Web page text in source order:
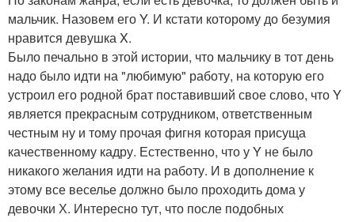
мальчик. Назовем его Y. И кстати которому до безумия
нравится девушка X.
Было печально в этой истории, что мальчику в тот день
надо было идти на "любимую" работу, на которую его
устроил его родной брат поставивший свое слово, что Y
является прекрасным сотрудником, ответственным
честным ну и тому прочая фигня которая присуща
качественному кадру. Естественно, что у Y не было
никакого желания идти на работу. И в дополнение к
этому все веселье должно было проходить дома у
девочки Х. Интересно тут, что после подобных